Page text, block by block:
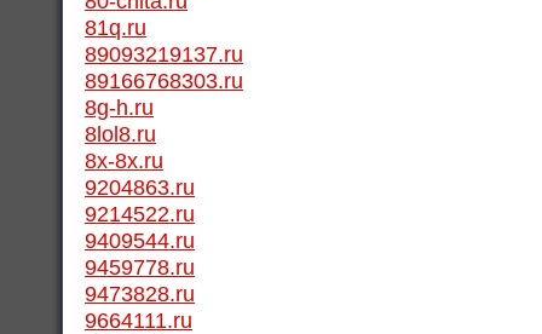
81q.ru
89093219137.ru
89166768303.ru
8g-h.ru
8lol8.ru
8x-8x.ru
9204863.ru
9214522.ru
9409544.ru
9459778.ru
9473828.ru
9664111.ru